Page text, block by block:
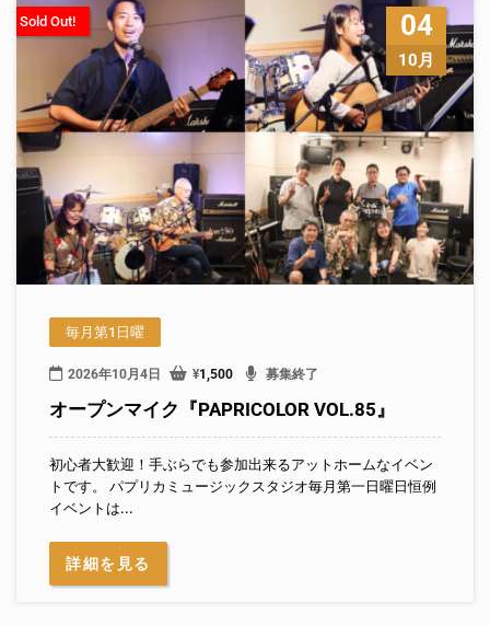
04
10月
Sold Out!
毎月第1日曜
2026年10月4日 ¥1,500 募集終了
オープンマイク『PAPRICOLOR VOL.85』
初心者大歓迎！手ぶらでも参加出来るアットホームなイベン
トです。 パプリカミュージックスタジオ毎月第一日曜日恒例
イベントは...
詳細を見る